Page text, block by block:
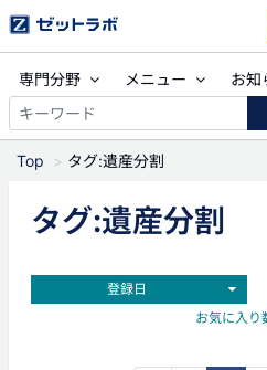
専門分野 メニュー
お知
Top タグ:遺産分割
タグ:遺産分割
登録日
お気に入り